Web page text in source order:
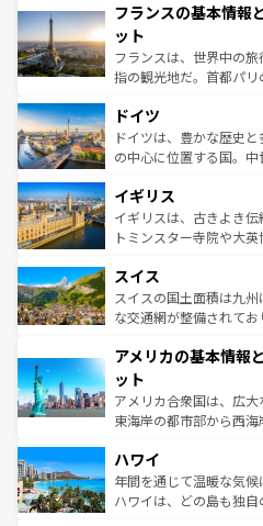
ませてくれるイタリア
なお、新着のイタリア情
しい。
文化が根付くこの国で
れる闘牛、そして美味し
る。首都マドリードの
アートに溢れた街角か
せる。地方によって風土
ンテンツ一覧を参照し
フランスの基本情報
ット
フランスは、世界中の
指の観光地だ。首都パ
で、幅広い魅力が詰まっ
聖堂、美しいビーチ、
から魅了する。また、
いる。シャンパンの発祥
香り高いラベンダー畑
らに、パリ以外の地域
れる地方に足を運ぶとそ
きるだろう。
を参照してほしい。
ドイツ
ドイツは、豊かな歴史
の中心に位置する国。
顔を持つこの国は、どこ
ルリンの文化的活気、
してライン川沿いのワ
は、お酒好きな人にはぜひ体験
ドイツ情報はコンテンツ
イギリス
イギリスは、古きよき
トミンスター寺院や大
リアごとに異なる魅力が
ティー、ビール好きに
戦など、本場だからこ
ンツ一覧を参照してほし
スイス
スイスの国土面積は九
な交通網が整備されて
の建物がそのまま残る町
博物館もあり、アルプス
ことができる。国民の所
者向けの交通パス提供
着のスイス情報は
アメリカの基本情報
ット
アメリカ合衆国は、広大
東海岸の都市部から西
のような巨大都市は、観
ンメントが詰まった刺
西部には大自然が広が
ハワイ
年間を通じて温暖な気
ハワイは、どの島も独